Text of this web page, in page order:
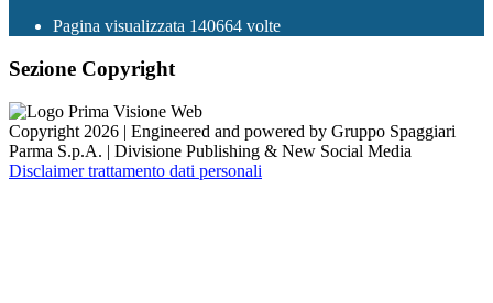
Pagina visualizzata 140664 volte
Sezione Copyright
Copyright 2026 | Engineered and powered by Gruppo Spaggiari
Parma S.p.A. | Divisione Publishing & New Social Media
Disclaimer trattamento dati personali